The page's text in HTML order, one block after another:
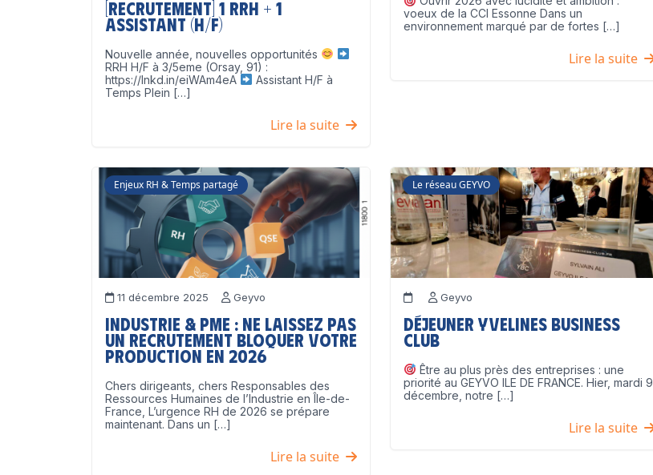
[Recrutement] 1 RRH + 1
Assistant (H/F)
Nouvelle année, nouvelles opportunités
RRH H/F à 3/5eme (Orsay, 91) :
https://lnkd.in/eiWAm4eA
Assistant H/F à
Temps Plein […]
Lire la suite
voeux de la CCI Essonne Dans un
environnement marqué par de fortes […]
Lire la suite
Enjeux RH & Temps partagé
11 décembre 2025 Geyvo
Industrie & PME : ne laissez pas
un recrutement bloquer votre
production en 2026
Chers dirigeants, chers Responsables des
Ressources Humaines de l’Industrie en Île-de-
France, L’urgence RH de 2026 se prépare
maintenant. Dans un […]
Lire la suite
Le réseau GEYVO
Geyvo
Déjeuner Yvelines Business
Club
Être au plus près des entreprises : une
priorité au GEYVO ILE DE FRANCE. Hier, mardi 9
décembre, notre […]
Lire la suite